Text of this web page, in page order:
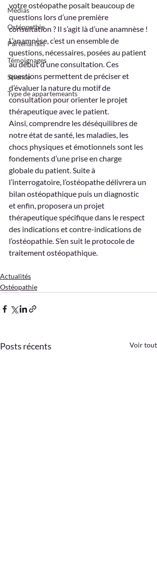
Médias
Ostéopathie
Partenariats
Témoignages
Science
Type de appartemeants
votre ostéopathe posait beaucoup de
questions lors d’une première
consultation ? Il s’agit là d’une anamnèse !
L’anamnèse, c’est un ensemble de
questions, nécessaires, posées au patient
au début d’une consultation. Ces
questions permettent de préciser et
d’évaluer la nature du motif de
consultation pour orienter le projet
thérapeutique avec le patient.
Ainsi, comprendre les déséquilibres de
notre état de santé, les maladies, les
chocs physiques et émotionnels sont les
fondements d’une prise en charge
globale du patient. Suite à
l’interrogatoire, l’ostéopathe délivrera un
bilan ostéopathique puis un diagnostic
et enfin, proposera un projet
thérapeutique spécifique dans le respect
des indications et contre-indications de
l’ostéopathie. S’en suit le protocole de
traitement ostéopathique.
Actualités
Ostéopathie
Posts récents Voir tout